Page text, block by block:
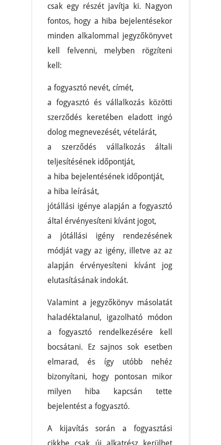
csak egy részét javítja ki. Nagyon
fontos, hogy a hiba bejelentésekor
minden alkalommal jegyzőkönyvet
kell felvenni, melyben rögzíteni
kell:
a fogyasztó nevét, címét,
a fogyasztó és vállalkozás közötti
szerződés keretében eladott ingó
dolog megnevezését, vételárát,
a szerződés vállalkozás általi
teljesítésének időpontját,
a hiba bejelentésének időpontját,
a hiba leírását,
jótállási igénye alapján a fogyasztó
által érvényesíteni kívánt jogot,
a jótállási igény rendezésének
módját vagy az igény, illetve az az
alapján érvényesíteni kívánt jog
elutasításának indokát.
Valamint a jegyzőkönyv másolatát
haladéktalanul, igazolható módon
a fogyasztó rendelkezésére kell
bocsátani. Ez sajnos sok esetben
elmarad, és így utóbb nehéz
bizonyítani, hogy pontosan mikor
milyen hiba kapcsán tette
bejelentést a fogyasztó.
A kijavítás során a fogyasztási